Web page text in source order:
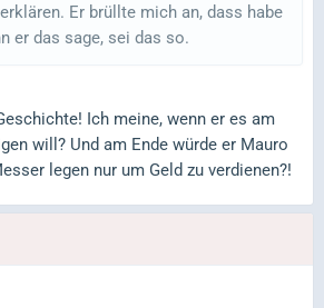
Er brüllte mich an, dass habe
er das sage, sei das so.
Ich meine, wenn er es am
will? Und am Ende würde er Mauro
legen nur um Geld zu verdienen?!